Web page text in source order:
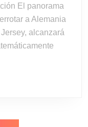
ante
Alemania
en
el
a Alemania
alcanzará